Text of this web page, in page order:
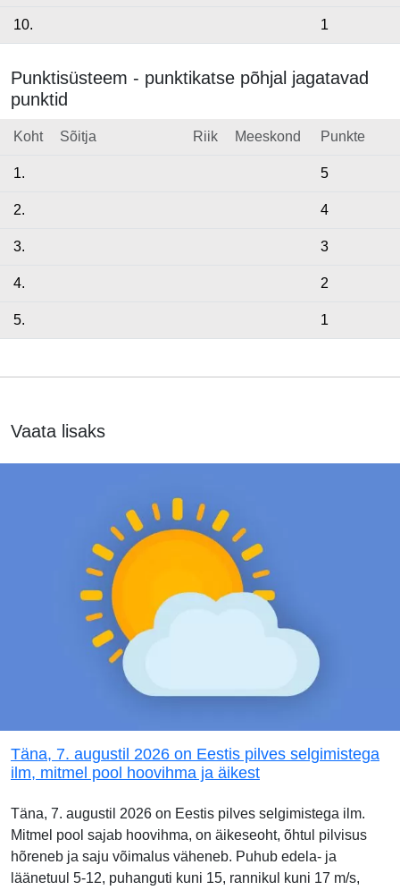
10. 1
Punktisüsteem - punktikatse põhjal jagatavad
punktid
Koht Sõitja Riik Meeskond Punkte
1. 5
2. 4
3. 3
4. 2
5. 1
Vaata lisaks
Täna, 7. augustil 2026 on Eestis pilves selgimistega
ilm, mitmel pool hoovihma ja äikest
Täna, 7. augustil 2026 on Eestis pilves selgimistega ilm.
Mitmel pool sajab hoovihma, on äikeseoht, õhtul pilvisus
hõreneb ja saju võimalus väheneb. Puhub edela- ja
läänetuul 5-12, puhanguti kuni 15, rannikul kuni 17 m/s,